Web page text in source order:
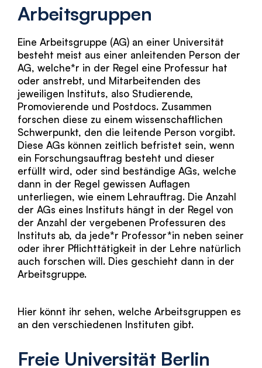
Arbeitsgruppen
Eine Arbeitsgruppe (AG) an einer Universität
besteht meist aus einer anleitenden Person der
AG, welche*r in der Regel eine Professur hat
oder anstrebt, und Mitarbeitenden des
jeweiligen Instituts, also Studierende,
Promovierende und Postdocs. Zusammen
forschen diese zu einem wissenschaftlichen
Schwerpunkt, den die leitende Person vorgibt.
Diese AGs können zeitlich befristet sein, wenn
ein Forschungsauftrag besteht und dieser
erfüllt wird, oder sind beständige AGs, welche
dann in der Regel gewissen Auflagen
unterliegen, wie einem Lehrauftrag. Die Anzahl
der AGs eines Instituts hängt in der Regel von
der Anzahl der vergebenen Professuren des
Instituts ab, da jede*r Professor*in neben seiner
oder ihrer Pflichttätigkeit in der Lehre natürlich
auch forschen will. Dies geschieht dann in der
Arbeitsgruppe.
Hier könnt ihr sehen, welche Arbeitsgruppen es
an den verschiedenen Instituten gibt.
Freie Universität Berlin